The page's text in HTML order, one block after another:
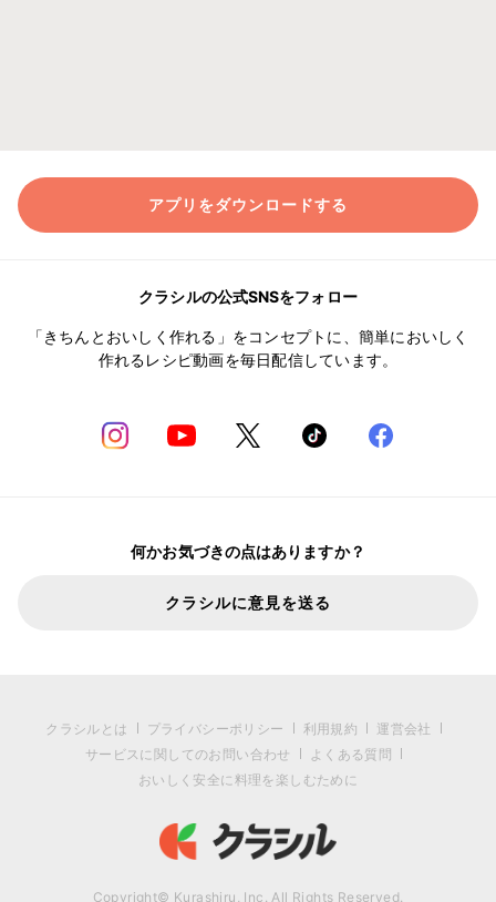
アプリをダウンロードする
クラシルの公式SNSをフォロー
「きちんとおいしく作れる」をコンセプトに、簡単においしく
作れるレシピ動画を毎日配信しています。
何かお気づきの点はありますか？
クラシルに意見を送る
クラシルとは プライバシーポリシー 利用規約
運営会社
サービスに関してのお問い合わせ
よくある質問
おいしく安全に料理を楽しむために
Copyright© Kurashiru, Inc. All Rights Reserved.